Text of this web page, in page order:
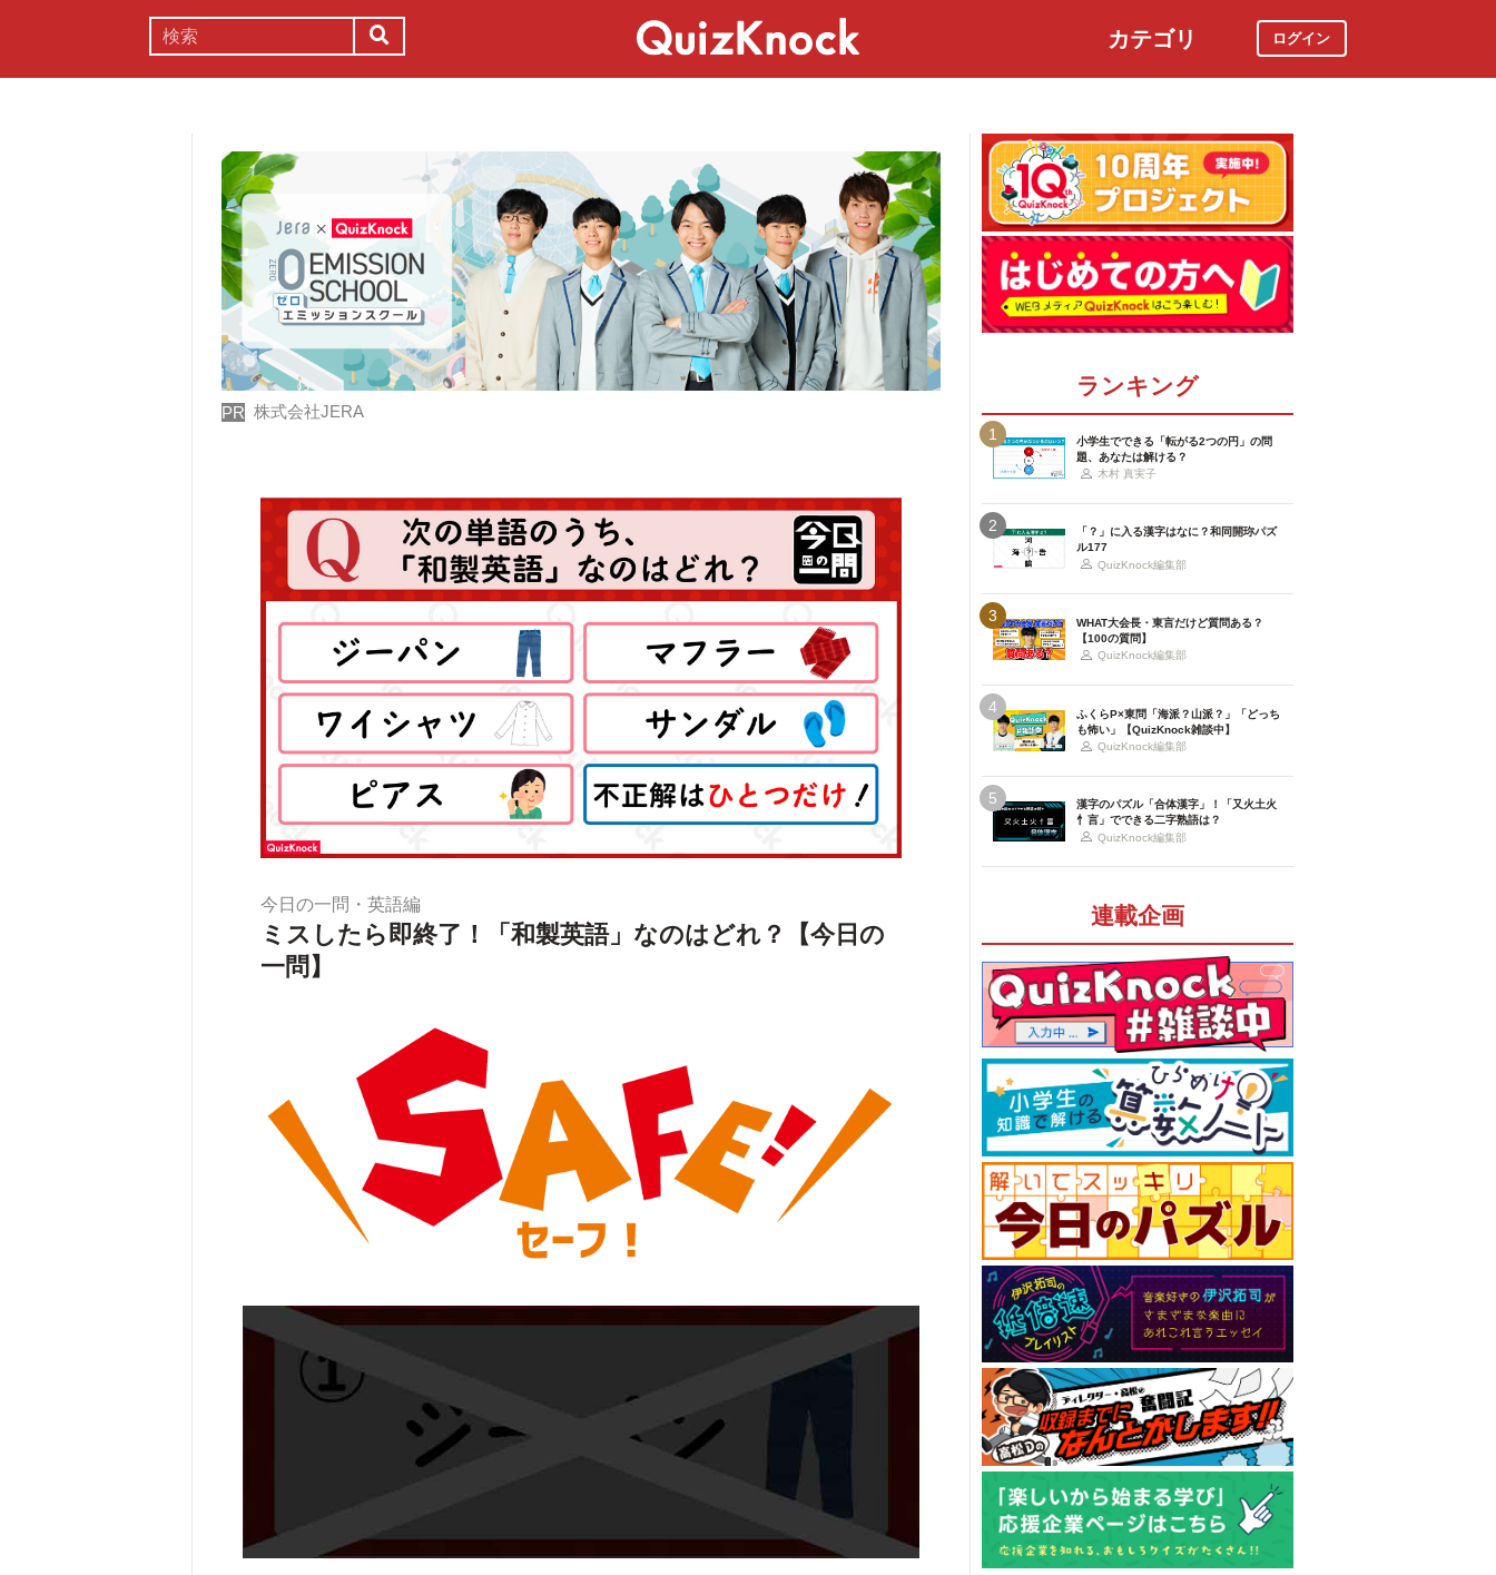
カテゴリ ログイン
PR 株式会社JERA
今日の一問・英語編
ミスしたら即終了！「和製英語」なのはどれ？【今日の
一問】
ランキング
1
小学生でできる「転がる2つの円」の問
題、あなたは解ける？
木村 真実子
2
「？」に入る漢字はなに？和同開珎パズ
ル177
QuizKnock編集部
3
WHAT大会長・東言だけど質問ある？
【100の質問】
QuizKnock編集部
4
ふくらP×東問「海派？山派？」「どっち
も怖い」【QuizKnock雑談中】
QuizKnock編集部
5
漢字のパズル「合体漢字」！「又火土火
忄言」でできる二字熟語は？
QuizKnock編集部
連載企画